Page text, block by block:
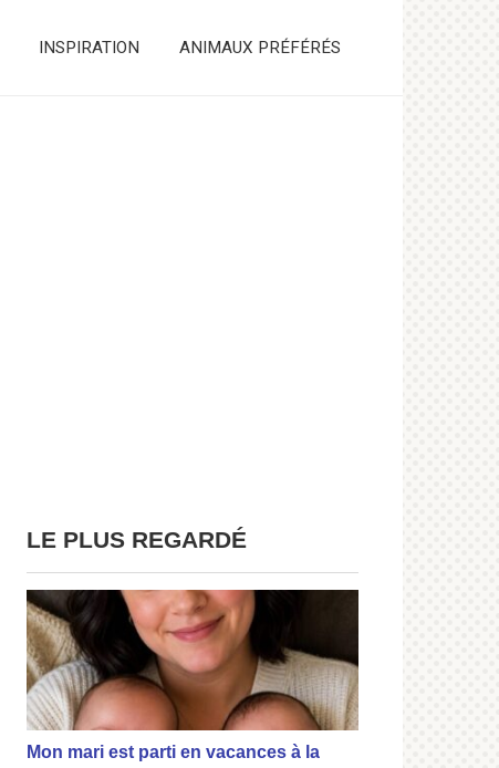
INSPIRATION ANIMAUX PRÉFÉRÉS
LE PLUS REGARDÉ
Mon mari est parti en vacances à la